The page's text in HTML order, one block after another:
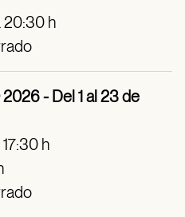
20:30 h
- Del 1 al 23 de
h